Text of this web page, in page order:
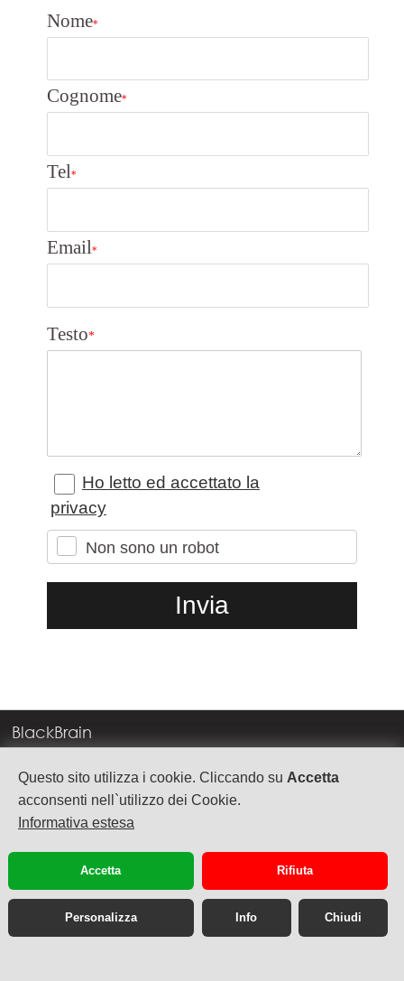
Questo sito utilizza i cookie. Cliccando su Accetta
acconsenti nell`utilizzo dei Cookie.
Informativa estesa
Accetta Rifiuta
Personalizza Info Chiudi
Nome*
Cognome*
Tel*
Email*
Testo*
Ho letto ed accettato la
privacy
Non sono un robot
BlackBrain
Corso Milano, 83
37138 Verona
info@blackbrain.it
TEL. +39 045 575888
P.Iva 03992340236